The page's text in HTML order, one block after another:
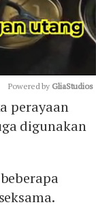
Mute
Powered by GliaStudios
perayaan
digunakan